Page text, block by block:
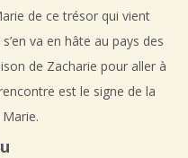
de ce trésor qui vient
va en hâte au pays des
de Zacharie pour aller à
est le signe de la